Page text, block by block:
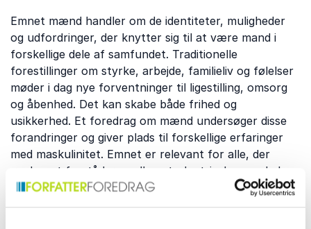
Emnet mænd handler om de identiteter, muligheder
og udfordringer, der knytter sig til at være mand i
forskellige dele af samfundet. Traditionelle
forestillinger om styrke, arbejde, familieliv og følelser
møder i dag nye forventninger til ligestilling, omsorg
og åbenhed. Det kan skabe både frihed og
usikkerhed. Et foredrag om mænd undersøger disse
forandringer og giver plads til forskellige erfaringer
med maskulinitet. Emnet er relevant for alle, der
ønsker at forstå kønsroller, styrke trivslen og skabe
mere nuancerede samtaler om mænds liv.